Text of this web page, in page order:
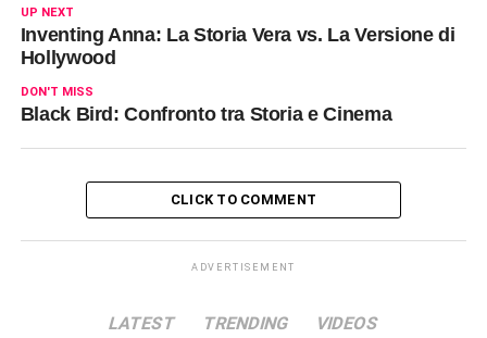
UP NEXT
Inventing Anna: La Storia Vera vs. La Versione di
Hollywood
DON'T MISS
Black Bird: Confronto tra Storia e Cinema
CLICK TO COMMENT
ADVERTISEMENT
LATEST TRENDING VIDEOS